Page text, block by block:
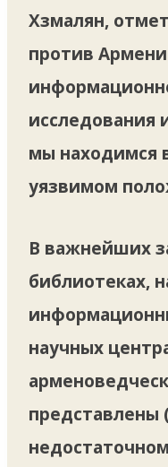
Хзмалян,
против
исследования
мы находимся
уязвимом
В важнейших
библиотеках,
научных
представлены